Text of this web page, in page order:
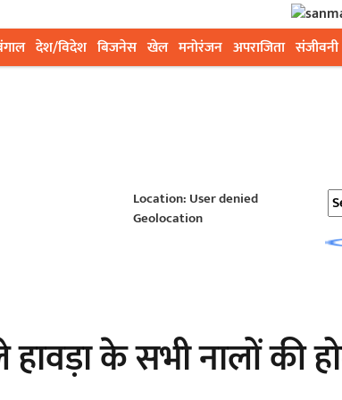
देश/विदेश बिजनेस खेल मनोरंजन अपराजिता संजीवनी
Location: User denied
Geolocation
के सभी नालों की